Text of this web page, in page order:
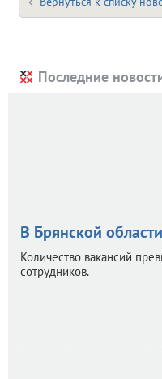
Последние
В Брянской
Количество вакансий
сотрудников.